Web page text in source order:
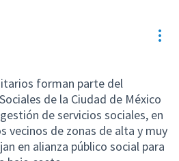
forman parte del
de la Ciudad de México
de servicios sociales, en
vecinos de zonas de alta y muy
en alianza público social para